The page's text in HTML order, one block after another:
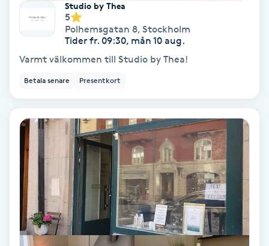
Ortobionomi
Ortopedi
Paraffinbehandling
Pedikyr
Pensionärklippning
Permanent
Studio by Thea
5
Polhemsgatan 8, Stockholm
Tider fr. 09:30, mån 10 aug.
Varmt välkommen till Studio by Thea!
Betala senare Presentkort